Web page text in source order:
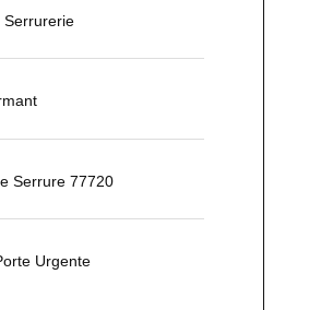
Serrurerie
Serrure 77720
Urgente